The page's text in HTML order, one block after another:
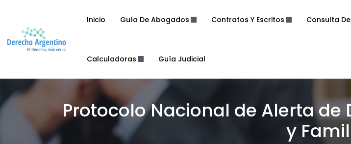
Inicio Guía De Abogados Contratos Y Escritos Consulta
Calculadoras Guía Judicial
Protocolo Nacional de Alerta de
y